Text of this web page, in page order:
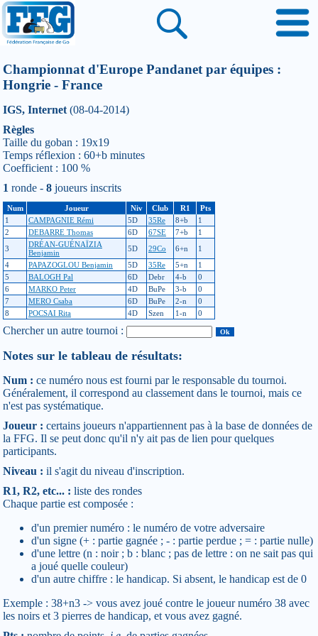
Championnat d'Europe Pandanet par équipes :
Hongrie - France
IGS, Internet (08-04-2014)
Règles
Taille du goban : 19x19
Temps réflexion : 60+b minutes
Coefficient : 100 %
1 ronde - 8 joueurs inscrits
Num Joueur Niv Club R1
Pts
1
CAMPAGNIE Rémi 5D 35Re 8+b
1
2
DEBARRE Thomas 6D 67SE 7+b
1
3
DRÉAN-GUÉNAÏZIA
Benjamin
5D 29Co 6+n
1
4
PAPAZOGLOU Benjamin 5D 35Re 5+n
1
5
BALOGH Pal 6D Debr 4-b
0
6
MARKO Peter 4D BuPe 3-b
0
7
MERO Csaba 6D BuPe 2-n
0
8
POCSAI Rita 4D Szen 1-n 0
Chercher un autre tournoi :
Notes sur le tableau de résultats:
Num : ce numéro nous est fourni par le responsable du tournoi.
Généralement, il correspond au classement dans le tournoi, mais ce
n'est pas systématique.
Joueur : certains joueurs n'appartiennent pas à la base de données de
la FFG. Il se peut donc qu'il n'y ait pas de lien pour quelques
participants.
Niveau : il s'agit du niveau d'inscription.
R1, R2, etc... : liste des rondes
Chaque partie est composée :
d'un premier numéro : le numéro de votre adversaire
d'un signe (+ : partie gagnée ; - : partie perdue ; = : partie nulle)
d'une lettre (n : noir ; b : blanc ; pas de lettre : on ne sait pas qui
a joué quelle couleur)
d'un autre chiffre : le handicap. Si absent, le handicap est de 0
Exemple : 38+n3 -> vous avez joué contre le joueur numéro 38 avec
les noirs et 3 pierres de handicap, et vous avez gagné.